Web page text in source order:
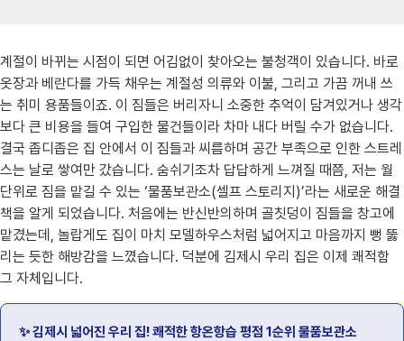
계절이 바뀌는 시점이 되면 어김없이 찾아오는 불청객이 있습니다. 바로
옷장과 베란다를 가득 채우는 계절성 의류와 이불, 그리고 가끔 꺼내 쓰
는 취미 용품들이죠. 이 짐들은 버리자니 소중한 추억이 담겨있거나 생각
보다 큰 비용을 들여 구입한 물건들이라 차마 내다 버릴 수가 없습니다.
결국 좁디좁은 집 안에서 이 짐들과 씨름하며 공간 부족으로 인한 스트레
스는 날로 쌓여만 갔습니다. 숨쉬기조차 답답하게 느껴질 때쯤, 저는 월
단위로 짐을 맡길 수 있는 ‘물품보관소(셀프 스토리지)’라는 새로운 해결
책을 알게 되었습니다. 처음에는 반신반의하며 골칫덩이 짐들을 창고에
맡겼는데, 놀랍게도 집이 마치 모델하우스처럼 넓어지고 마음까지 뻥 뚫
리는 듯한 해방감을 느꼈습니다. 덕분에 김제시 우리 집은 이제 쾌적함
그 자체입니다.
✨ 김제시 넓어진 우리 집! 쾌적한 항온항습 평점 1순위 물품보관소